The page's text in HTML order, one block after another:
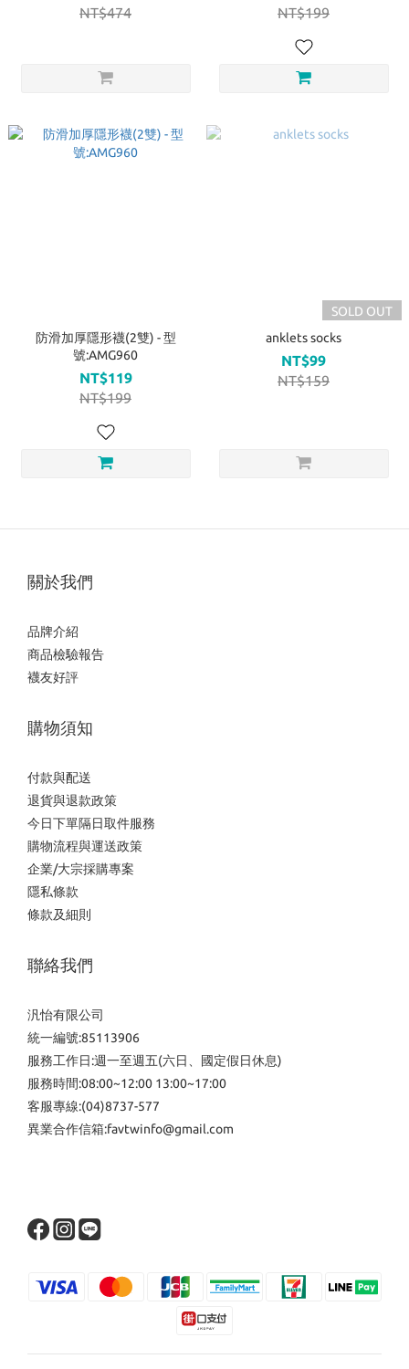
NT$474
NT$199
防滑加厚隱形襪(2雙) - 型
號:AMG960
NT$119
NT$199
SOLD OUT
anklets socks
NT$99
NT$159
關於我們
品牌介紹
商品檢驗報告
襪友好評
購物須知
付款與配送
退貨與退款政策
今日下單隔日取件服務
購物流程與運送政策
企業/大宗採購專案
隱私條款
條款及細則
聯絡我們
汎怡有限公司
統一編號:85113906
服務工作日:週一至週五(六日、國定假日休息)
服務時間:08:00~12:00 13:00~17:00
客服專線:(04)8737-577
異業合作信箱:favtwinfo@gmail.com